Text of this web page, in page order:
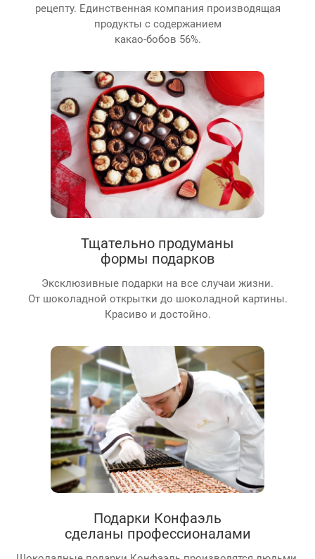
рецепту. Единственная компания производящая
продукты с содержанием
какао-бобов 56%.
Тщательно продуманы
формы подарков
Эксклюзивные подарки на все случаи жизни.
От шоколадной открытки до шоколадной картины.
Красиво и достойно.
Подарки Конфаэль
сделаны профессионалами